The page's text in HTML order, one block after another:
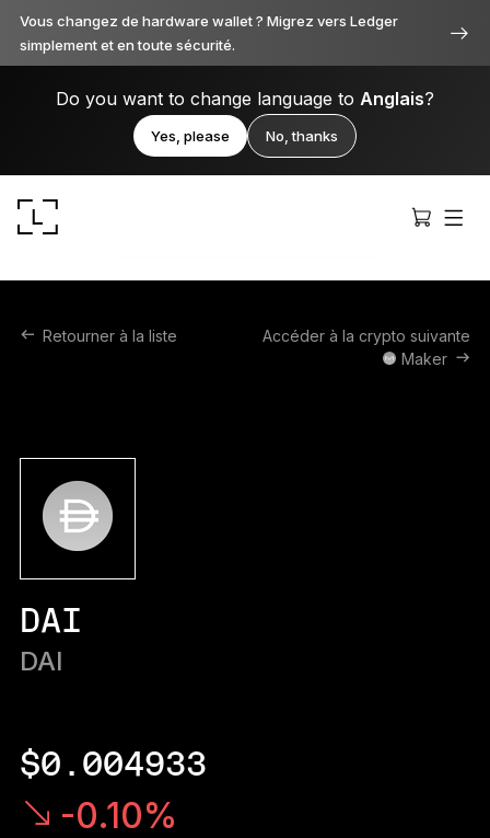
Vous changez de hardware wallet ? Migrez vers Ledger
simplement et en toute sécurité.
Do you want to change language to Anglais?
Yes, please No, thanks
Retourner à la liste
Accéder à la crypto suivante
Maker
DAI
DAI
$0.004933
-0.10%